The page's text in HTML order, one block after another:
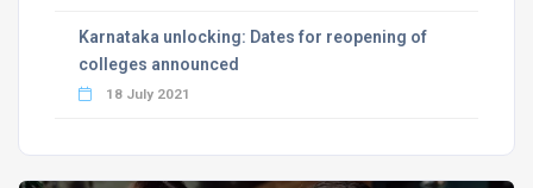
Karnataka unlocking: Dates for reopening of
colleges announced
18 July 2021